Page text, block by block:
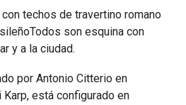
techos de travertino romano
Todos son esquina con
y a la ciudad.
por Antonio Citterio en
está configurado en